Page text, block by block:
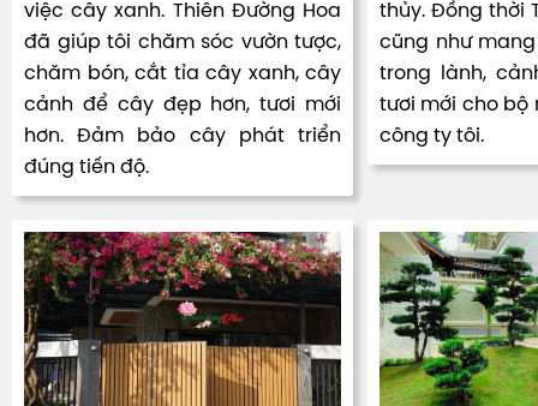
việc cây xanh. Thiên Đường Hoa
đã giúp tôi chăm sóc vườn tược,
chăm bón, cắt tỉa cây xanh, cây
cảnh để cây đẹp hơn, tươi mới
hơn. Đảm bảo cây phát triển
đúng tiến độ.
thủy. Đồng thời
cũng như
trong lành,
tươi mới cho bộ
công ty tôi.